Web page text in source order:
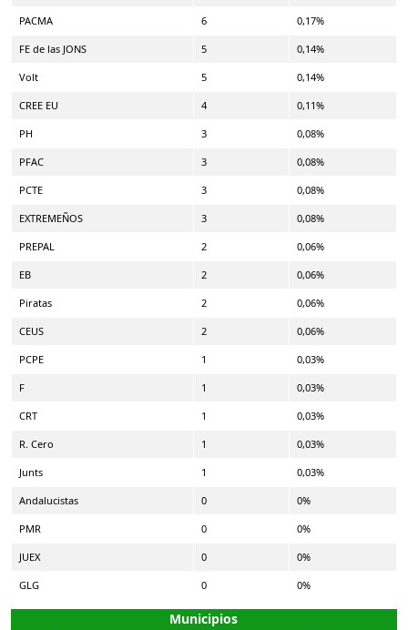
PACMA 6 0,17%
FE de las JONS 5 0,14%
Volt 5 0,14%
CREE EU 4 0,11%
PH 3 0,08%
PFAC 3 0,08%
PCTE 3 0,08%
EXTREMEÑOS 3 0,08%
PREPAL 2 0,06%
EB 2 0,06%
Piratas 2 0,06%
CEUS 2 0,06%
PCPE 1 0,03%
F 1 0,03%
CRT 1 0,03%
R. Cero 1 0,03%
Junts 1 0,03%
Andalucistas 0 0%
PMR 0 0%
JUEX 0 0%
GLG 0 0%
Municipios